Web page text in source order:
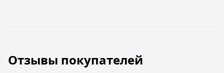
Отзывы покупателей